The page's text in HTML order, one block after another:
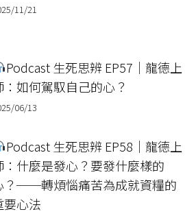
11/21
Podcast 生死思辨 EP57｜龍德上
：如何駕馭自己的心？
06/13
Podcast 生死思辨 EP58｜龍德上
：什麼是發心？要發什麼樣的
？──轉煩惱痛苦為成就資糧的
要心法